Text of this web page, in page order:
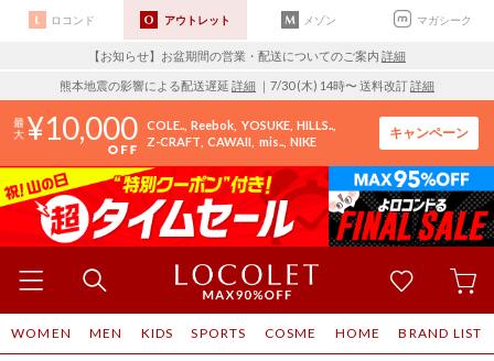
ロコンド アウトレット メゾン マガシーク
【お知らせ】お盆期間の営業・配送についてのご案内 詳細
熊本地震の影響による配送遅延 詳細 ｜7/30 (木) 14時〜 送料改訂詳細
10,000 COLE.. Reebok YOSUKE HILLS..
Z-CRAFT CAWAII mis.. NIKE
キャンペーン
WOMEN MEN KIDS SPORTS COSME HOME BRAND LIST